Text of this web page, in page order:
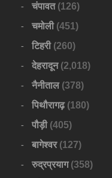
चंपावत(126)
चमोली(451)
टिहरी(260)
देहरादून(2,018)
नैनीताल(378)
पिथौरागढ़(180)
पौड़ी(405)
बागेश्वर(127)
रुद्रप्रयाग(358)